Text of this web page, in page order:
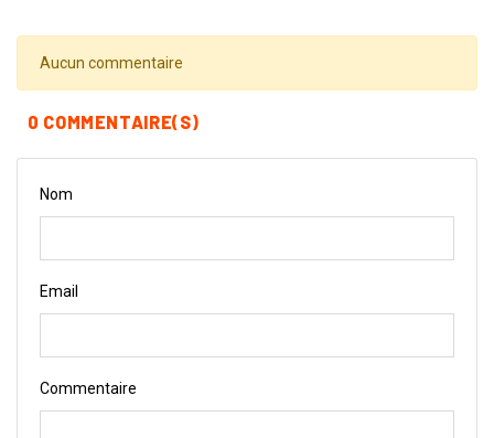
Aucun commentaire
0 COMMENTAIRE(S)
Nom
Email
Commentaire